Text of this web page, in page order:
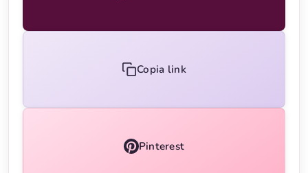
Copia link
Pinterest